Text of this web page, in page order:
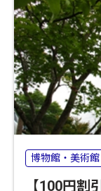
博物館・美術館
【100円